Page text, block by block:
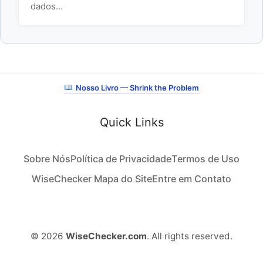
dados…
Nosso Livro — Shrink the Problem
Quick Links
Sobre NósPolítica de PrivacidadeTermos de Uso
WiseChecker Mapa do SiteEntre em Contato
© 2026 WiseChecker.com. All rights reserved.